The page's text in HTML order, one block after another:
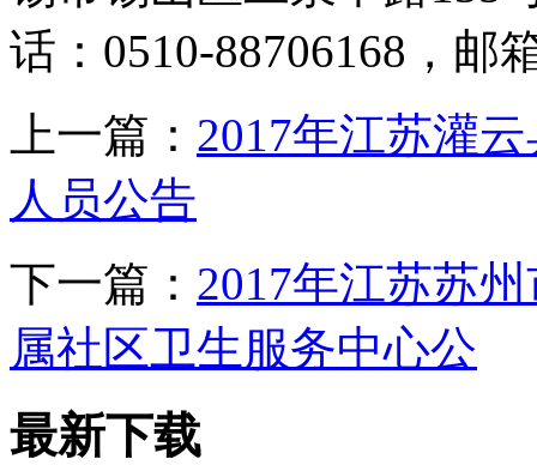
话：0510-88706168，邮
上一篇： 2017年江苏灌
人员公告
下一篇： 2017年江苏苏
属社区卫生服务中心公
最新下载